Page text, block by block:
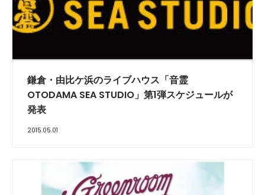
鎌倉・由比ケ浜のライブハウス「音霊
OTODAMA SEA STUDIO」第1弾スケジュールが
発表
2015.05.01